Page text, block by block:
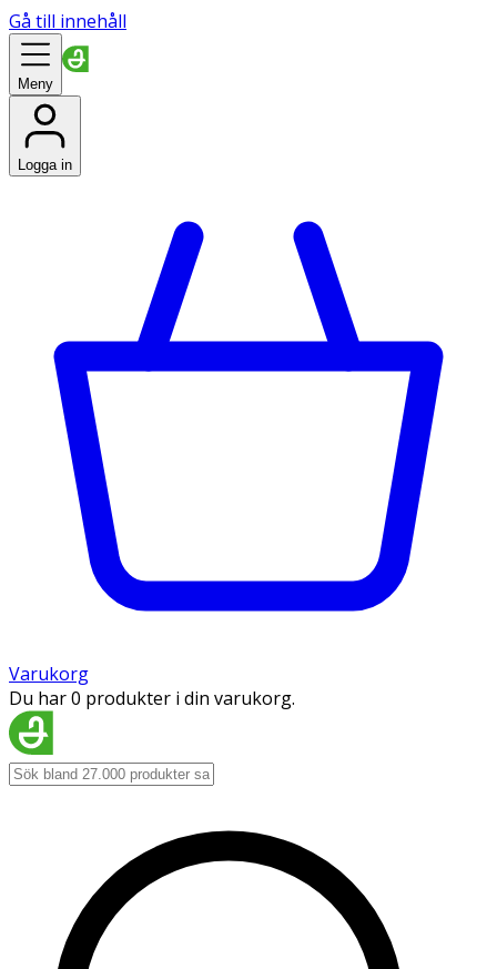
Gå till innehåll
Meny
Logga in
Varukorg
Du har 0 produkter i din varukorg.